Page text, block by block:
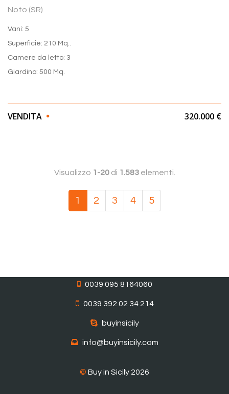
Noto (SR)
Vani: 5
Superficie: 210 Mq..
Camere da letto: 3
Giardino: 500 Mq.
VENDITA 320.000 €
Visualizzo 1-20di 1.583elementi.
1 2 3 4 5
0039 095 8164060
0039 392 02 34 214
buyinsicily
info@buyinsicily.com
© Buy in Sicily 2026